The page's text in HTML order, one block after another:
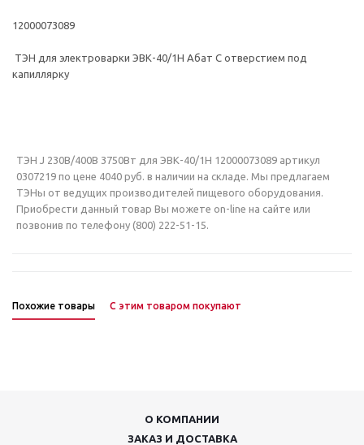
12000073089
ТЭН для электроварки ЭВК-40/1Н Абат С отверстием под
капиллярку
ТЭН J 230В/400В 3750Вт для ЭВК-40/1Н 12000073089 артикул
0307219 по цене 4040 руб. в наличии на складе. Мы предлагаем
ТЭНы от ведущих производителей пищевого оборудования.
Приобрести данный товар Вы можете on-line на сайте или
позвонив по телефону (800) 222-51-15.
Похожие товары С этим товаром покупают
О КОМПАНИИ
ЗАКАЗ И ДОСТАВКА